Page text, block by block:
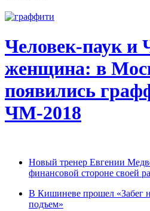
Человек-паук и
женщина: в
появились
ЧМ-2018
Новый тренер Евгении
финансовой стороне своей
В Кишиневе прошел «Забег
подъем»